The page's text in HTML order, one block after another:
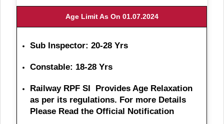
Age Limit As On 01.07.2024
Sub Inspector: 20-28 Yrs
Constable: 18-28 Yrs
Railway RPF SI Provides Age Relaxation
as per its regulations. For more Details
Please Read the Official Notification